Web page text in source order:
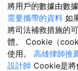
將用戶的數據由數
需要攜帶的資料 如
將司法補救措施的
體。 Cookie（
使用。 高雄律師推
設計師 Cookie是將